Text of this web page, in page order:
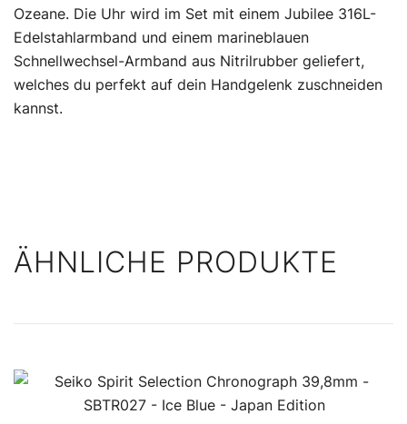
Ozeane. Die Uhr wird im Set mit einem Jubilee 316L-
Edelstahlarmband und einem marineblauen
Schnellwechsel-Armband aus Nitrilrubber geliefert,
welches du perfekt auf dein Handgelenk zuschneiden
kannst.
ÄHNLICHE PRODUKTE